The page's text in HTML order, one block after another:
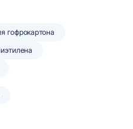
гофрокартона